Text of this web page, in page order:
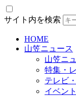
サイト内を検索
HOME
山笠ニュース
山笠ニ
特集・
テレビ
イベン